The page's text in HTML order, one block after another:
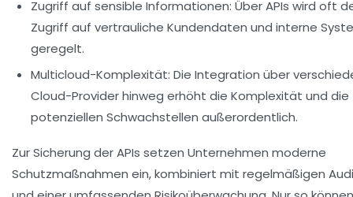
Zugriff auf sensible Informationen: Über APIs wird oft
Zugriff auf vertrauliche Kundendaten und interne
geregelt.
Multicloud-Komplexität: Die Integration über
Cloud-Provider hinweg erhöht die Komplexität und die
potenziellen Schwachstellen außerordentlich.
Zur Sicherung der APIs setzen Unternehmen moderne
Schutzmaßnahmen ein, kombiniert mit regelmäßigen